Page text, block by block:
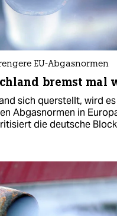
EU-Abgasnormen
bremst mal
sich querstellt, wird
Abgasnormen in
die deutsche